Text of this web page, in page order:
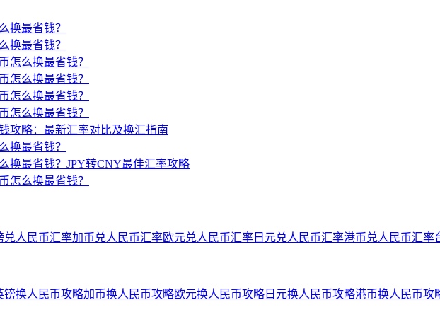
换最省钱？
换最省钱？
怎么换最省钱？
怎么换最省钱？
怎么换最省钱？
怎么换最省钱？
攻略：最新汇率对比及换汇指南
换最省钱？
换最省钱？JPY转CNY最佳汇率攻略
怎么换最省钱？
兑人民币汇率加币兑人民币汇率欧元兑人民币汇率 日元兑人民币汇率港币兑人民币汇率
镑换人民币攻略加币换人民币攻略欧元换人民币攻略 日元换人民币攻略港币换人民币攻